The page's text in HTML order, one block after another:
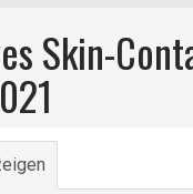
Skin-